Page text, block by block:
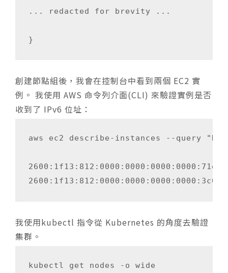
... redacted for brevity ...
創建節點組後，我會在控制台中看到兩個 EC2 實
例。 我使用 AWS 命令列介面(CLI) 來驗證實例是否
收到了 IPv6 位址：
aws ec2 describe-instances --query
2600:1f13:812:0000:0000:0000:0000:71eb
我使用kubectl 指令從 Kubernetes 的角度去驗證
集群。
kubectl get nodes -o wide